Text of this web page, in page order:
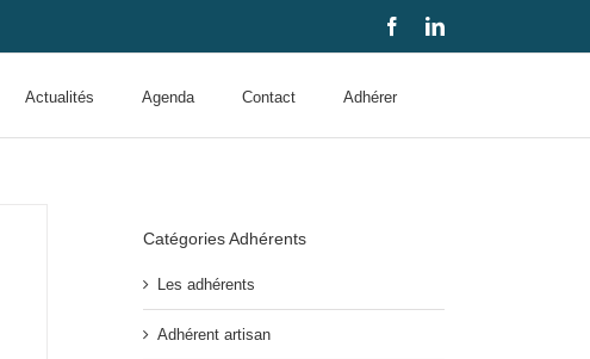
FacebookLinkedIn
Actualités Agenda Contact Adhérer
Catégories Adhérents
Les adhérents
Adhérent artisan